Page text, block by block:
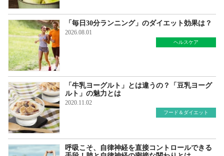
「毎日30分ランニング」のダイエット効果は？
2026.08.01
ヘルスケア
「牛乳ヨーグルト」とは違うの？「豆乳ヨーグ
ルト」の魅力とは
2020.11.02
フード＆ダイエット
呼吸こそ、自律神経を直接コントロールできる